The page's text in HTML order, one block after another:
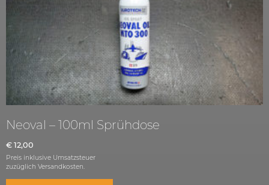
Neoval – 100ml Sprühdose
€ 12,00
Preis inklusive Umsatzsteuer
zuzüglich Versandkosten.